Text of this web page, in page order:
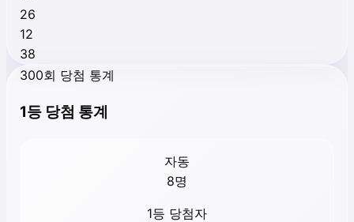
26
12
38
300회 당첨 통계
1등 당첨 통계
자동
8명
1등 당첨자